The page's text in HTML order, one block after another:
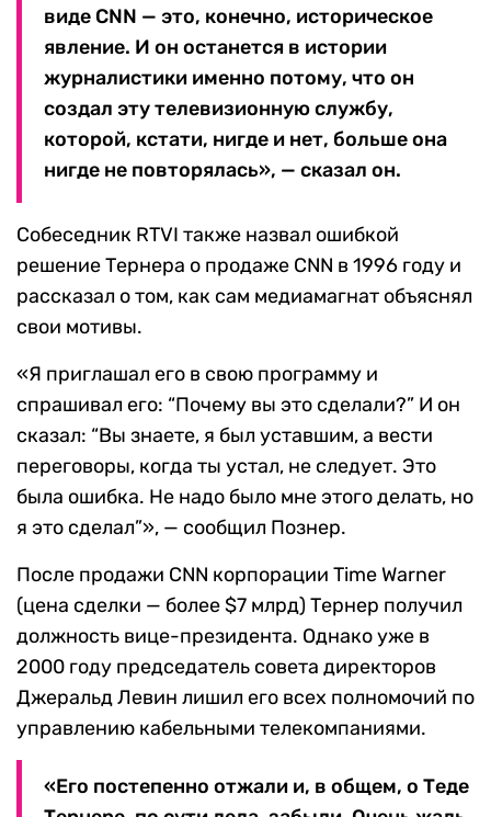
виде CNN — это, конечно, историческое
явление. И он останется в истории
журналистики именно потому, что он
создал эту телевизионную службу,
которой, кстати, нигде и нет, больше она
нигде не повторялась», — сказал он.
Собеседник RTVI также назвал ошибкой
решение Тернера о продаже CNN в 1996 году и
рассказал о том, как сам медиамагнат объяснял
свои мотивы.
«Я приглашал его в свою программу и
спрашивал его: “Почему вы это сделали?” И он
сказал: “Вы знаете, я был уставшим, а вести
переговоры, когда ты устал, не следует. Это
была ошибка. Не надо было мне этого делать, но
я это сделал”», — сообщил Познер.
После продажи CNN корпорации Time Warner
(цена сделки — более $7 млрд) Тернер получил
должность вице-президента. Однако уже в
2000 году председатель совета директоров
Джеральд Левин лишил его всех полномочий по
управлению кабельными телекомпаниями.
«Его постепенно отжали и, в общем, о Теде